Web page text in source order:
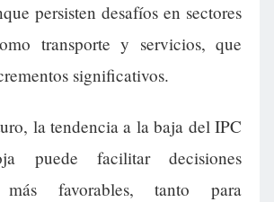
persisten desafíos en sectores
transporte y servicios, que
significativos.
la tendencia a la baja del IPC
puede facilitar decisiones
más favorables, tanto para